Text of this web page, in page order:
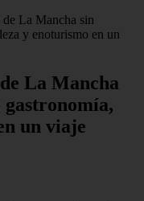
La Mancha sin
y enoturismo en un
La Mancha
un viaje